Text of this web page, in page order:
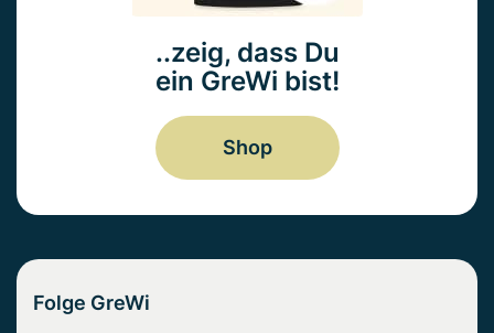
..zeig, dass Du
ein GreWi bist!
Shop
Folge GreWi